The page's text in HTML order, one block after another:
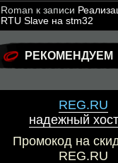
Roman к записи
RTU Slave на stm32
РЕКОМЕНДУЕМ
REG.RU
надежный
Промокод на
REG.RU